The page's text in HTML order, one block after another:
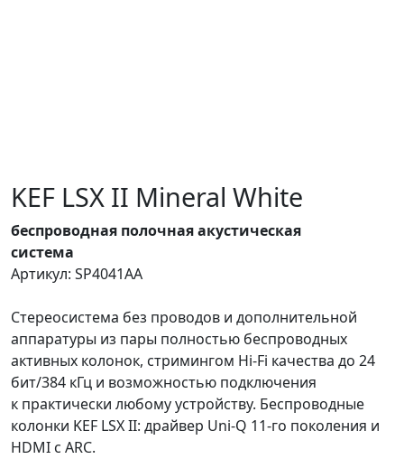
KEF LSX II Mineral White
беспроводная полочная акустическая
система
Артикул: SP4041AA
Стереосистема без проводов и дополнительной
аппаратуры из пары полностью беспроводных
активных колонок, стримингом Hi-Fi качества до 24
бит/384 кГц и возможностью подключения
к практически любому устройству. Беспроводные
колонки KEF LSX II: драйвер Uni-Q 11-го поколения и
HDMI с ARC.